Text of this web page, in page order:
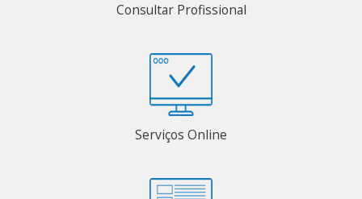
Consultar Profissional
Serviços Online